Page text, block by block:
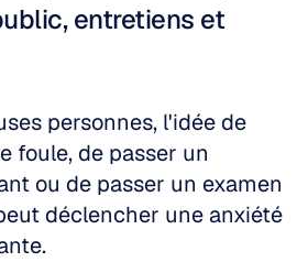
entretiens et
personnes, l'idée de
foule, de passer un
ou de passer un examen
déclencher une anxiété